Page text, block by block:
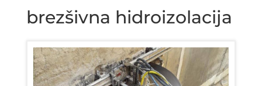
brezšivna hidroizolacija